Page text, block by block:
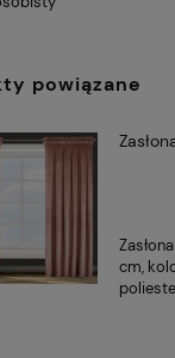
powiązane
cm,